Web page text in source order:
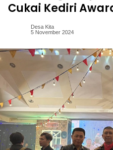
Cukai Kediri
Desa Kita
5 November 2024